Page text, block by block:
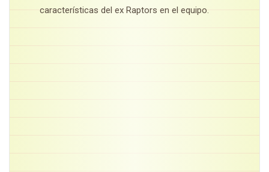
características del ex Raptors en el equipo.